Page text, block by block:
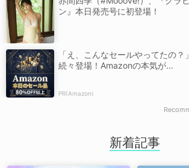
ン』本日発売号に初登場！
「え、こんなセールやってたの
続々登場！Amazonの本気が...
PR(Amazon)
新着記事